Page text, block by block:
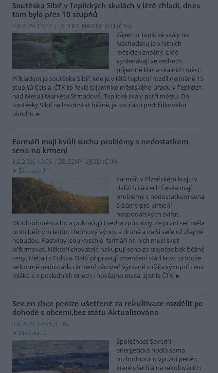
Soutěska Sibiř v Teplických skalách v létě chladí, dnes
tam bylo přes 10 stupňů
3.8.2026 16:12 | TEPLICE NAD METUJÍ (ČTK)
Zájem o Teplické skály na
Náchodsku je v letních
měsících značný. Lidé
vyhledávají ve vedrech
příjemné klima skalních měst.
Příkladem je soutěska Sibiř, kde je v létě teplotní rozdíl nejméně 15
stupňů Celsia. ČTK to řekla tajemnice městského úřadu v Teplicích
nad Metují Markéta Strnadová. Teplické skály patří městu. Do
soutěsky Sibiř se lze dostat běžně, je součástí prohlídkového
okruhu.
Farmáři mají kvůli suchu problémy s nedostatkem
sena na krmení
3.8.2026 15:55 | ŽELEZNÝ ÚJEZD (ČTK)
Diskuse: 11
Farmáři v Plzeňském kraji i v
dalších částech Česka mají
problémy s nedostatkem sena
a slámy pro krmení
hospodářských zvířat.
Dlouhodobé sucho a pokračující vedra způsobily, že první seč měla
proti běžným letům třetinový výnos a druhé a další seče už zřejmě
nebudou. Pastviny jsou vyschlé, farmáři na nich musí skot
přikrmovat. Někteří chovatelé nakupují seno za trojnásobek běžné
ceny, třeba i z Polska. Další připravují zmenšení stád krav, protože
se kromě nedostatku krmení zároveň výrazně snížila výkupní cena
mléka a v posledních dnech i hovězího masa, zjistila ČTK.
Sev.en chce peníze ušetřené za rekultivace rozdělit po
dohodě s obcemi,bez státu Aktualizováno
3.8.2026 12:35 (ČTK)
Diskuse: 2
Společnost Severní
energetická hodlá sama
rozhodnout o využití peněz,
které ušetřila na rekultivacích